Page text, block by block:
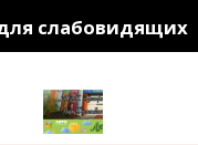
слабовидящих